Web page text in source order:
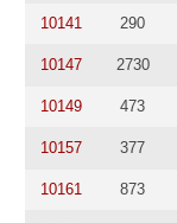
10141 290
10147 2730
10149 473
10157 377
10161 873